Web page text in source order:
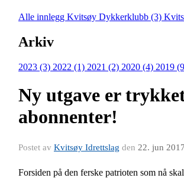
Alle innlegg Kvitsøy Dykkerklubb (3)
Arkiv
2023 (3) 2022 (1) 2021 (2) 2020 (4) 2019
Ny utgave er
abonnenter!
Postet av Kvitsøy Idrettslag den 22. jun 2017
Forsiden på den ferske patrioten som nå